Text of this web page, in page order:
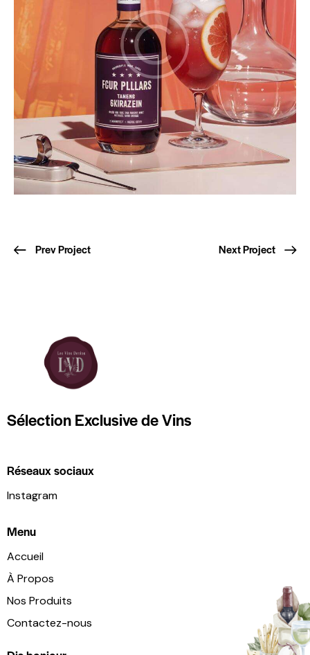
Prev Project Next Project
Sélection Exclusive de Vins
Réseaux sociaux
Instagram
Menu
Accueil
À Propos
Nos Produits
Contactez-nous